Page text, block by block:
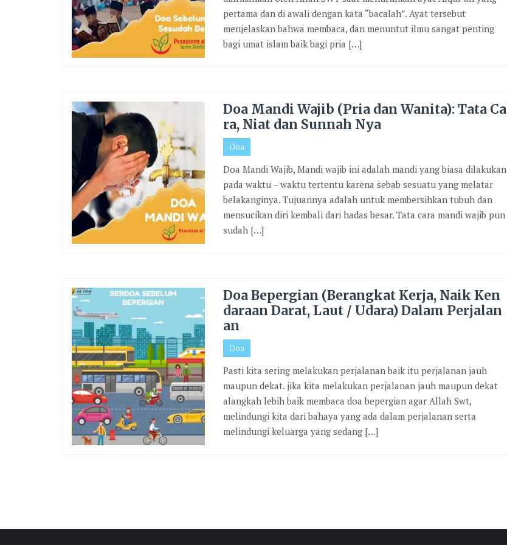
pertama dan di awali dengan kata “bacalah”. Ayat tersebut
menjelaskan bahwa membaca, dan menuntut ilmu sangat penting
bagi umat islam baik bagi pria […]
Doa Mandi Wajib (Pria dan Wanita): Tata Ca
ra, Niat dan Sunnah Nya
Doa
Doa Mandi Wajib, Mandi wajib ini adalah mandi yang biasa dilakukan
pada waktu – waktu tertentu karena sebab sesuatu yang melatar
belakanginya. Tujuannya adalah untuk membersihkan tubuh dan
mensucikan diri kembali dari hadas besar. Tata cara mandi wajib pun
sudah […]
Doa Bepergian (Berangkat Kerja, Naik Ken
daraan Darat, Laut / Udara) Dalam Perjalan
an
Doa
Pasti kita sering melakukan perjalanan baik itu perjalanan jauh
maupun dekat. jika kita melakukan perjalanan jauh maupun dekat
alangkah lebih baik membaca doa bepergian agar Allah Swt,
melindungi kita dari bahaya yang ada dalam perjalanan serta
melindungi keluarga yang sedang […]